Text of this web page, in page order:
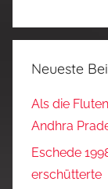
Neueste
Als die
Andhra
Eschede
erschütterte